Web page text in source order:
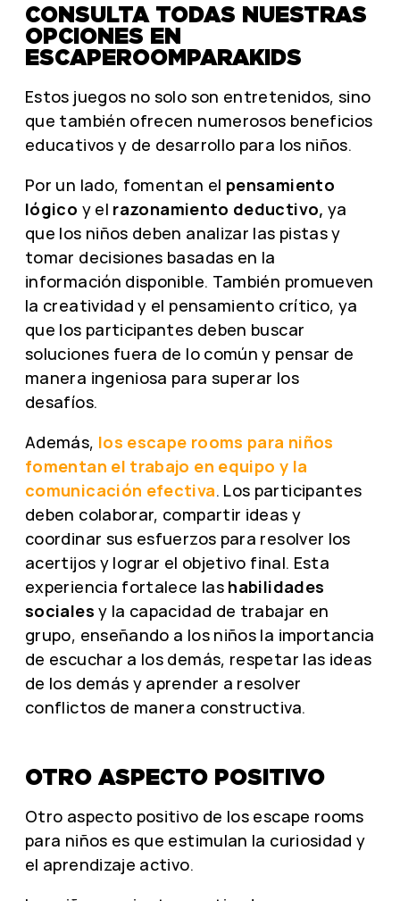
CONSULTA TODAS NUESTRAS
OPCIONES EN
ESCAPEROOMPARAKIDS
Estos juegos no solo son entretenidos, sino
que también ofrecen numerosos beneficios
educativos y de desarrollo para los niños.
Por un lado, fomentan el pensamiento
lógico y el razonamiento deductivo, ya
que los niños deben analizar las pistas y
tomar decisiones basadas en la
información disponible. También promueven
la creatividad y el pensamiento crítico, ya
que los participantes deben buscar
soluciones fuera de lo común y pensar de
manera ingeniosa para superar los
desafíos.
Además, los escape rooms para niños
fomentan el trabajo en equipo y la
comunicación efectiva. Los participantes
deben colaborar, compartir ideas y
coordinar sus esfuerzos para resolver los
acertijos y lograr el objetivo final. Esta
experiencia fortalece las habilidades
socialesy la capacidad de trabajar en
grupo, enseñando a los niños la importancia
de escuchar a los demás, respetar las ideas
de los demás y aprender a resolver
conflictos de manera constructiva.
OTRO ASPECTO POSITIVO
Otro aspecto positivo de los escape rooms
para niños es que estimulan la curiosidad y
el aprendizaje activo.